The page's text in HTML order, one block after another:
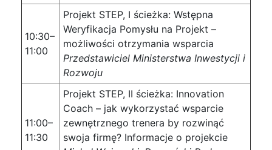
10:30–
11:00
Projekt STEP, I ścieżka: Wstępna
Weryfikacja Pomysłu na Projekt –
możliwości otrzymania wsparcia
Przedstawiciel Ministerstwa Inwestycji i
Rozwoju
11:00–
11:30
Projekt STEP, II ścieżka: Innovation
Coach – jak wykorzystać wsparcie
zewnętrznego trenera by rozwinąć
swoja firmę? Informacje o projekcie